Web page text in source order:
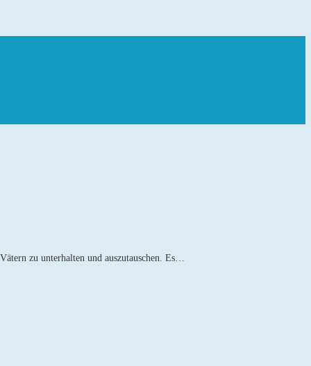
zu unterhalten und auszutauschen. Es…